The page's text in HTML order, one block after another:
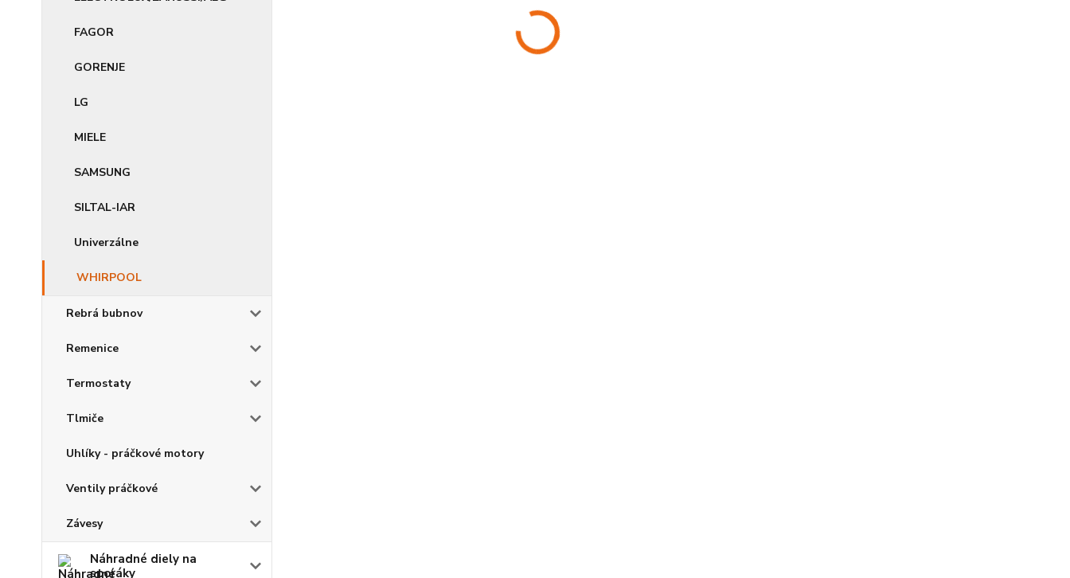
FAGOR
GORENJE
LG
MIELE
SAMSUNG
SILTAL-IAR
Univerzálne
WHIRPOOL
Rebrá bubnov
Remenice
Termostaty
Tlmiče
Uhlíky - práčkové motory
Ventily práčkové
Závesy
Náhradné diely na
sporáky